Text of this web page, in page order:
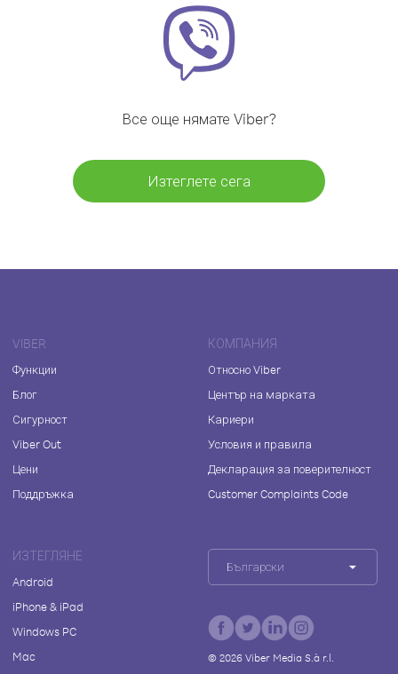
Все още нямате Viber?
Изтеглете сега
VIBER
Функции
Блог
Сигурност
Viber Out
Цени
Поддръжка
КОМПАНИЯ
Относно Viber
Център на марката
Кариери
Условия и правила
Декларация за поверителност
Customer Complaints Code
ИЗТЕГЛЯНЕ
Android
iPhone & iPad
Windows PC
Mac
Български
© 2026Viber Media S.à r.l.